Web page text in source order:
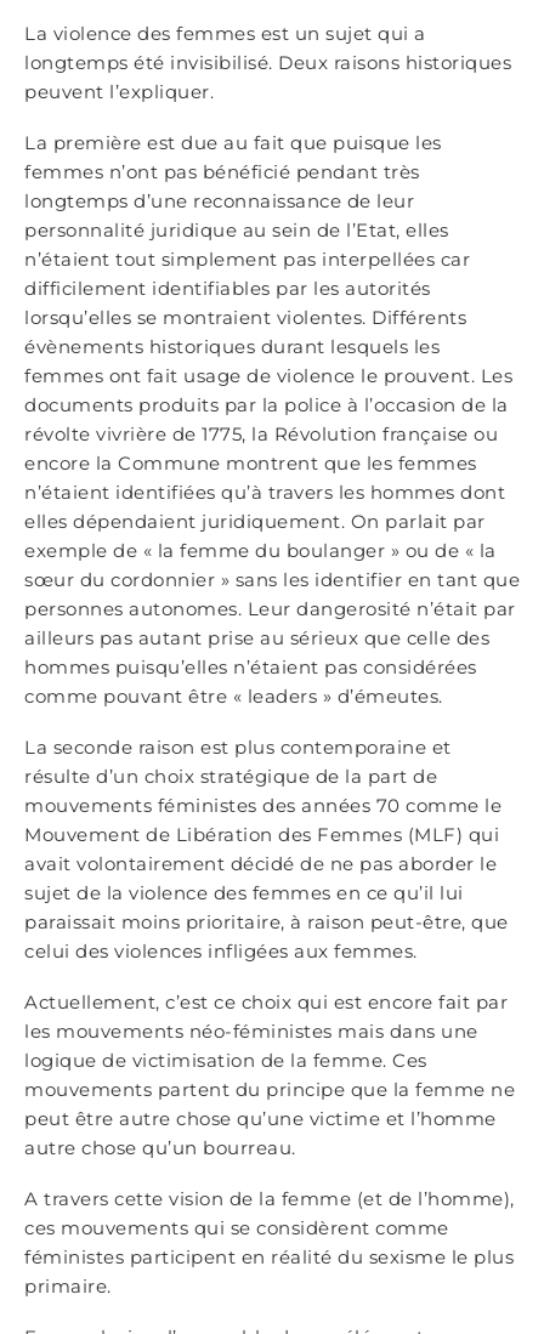
La violence des femmes est un sujet qui a
longtemps été invisibilisé. Deux raisons historiques
peuvent l’expliquer.
La première est due au fait que puisque les
femmes n’ont pas bénéficié pendant très
longtemps d’une reconnaissance de leur
personnalité juridique au sein de l’Etat, elles
n’étaient tout simplement pas interpellées car
difficilement identifiables par les autorités
lorsqu’elles se montraient violentes. Différents
évènements historiques durant lesquels les
femmes ont fait usage de violence le prouvent. Les
documents produits par la police à l’occasion de la
révolte vivrière de 1775, la Révolution française ou
encore la Commune montrent que les femmes
n’étaient identifiées qu’à travers les hommes dont
elles dépendaient juridiquement. On parlait par
exemple de « la femme du boulanger » ou de « la
sœur du cordonnier » sans les identifier en tant que
personnes autonomes. Leur dangerosité n’était par
ailleurs pas autant prise au sérieux que celle des
hommes puisqu’elles n’étaient pas considérées
comme pouvant être « leaders » d’émeutes.
La seconde raison est plus contemporaine et
résulte d’un choix stratégique de la part de
mouvements féministes des années 70 comme le
Mouvement de Libération des Femmes (MLF) qui
avait volontairement décidé de ne pas aborder le
sujet de la violence des femmes en ce qu’il lui
paraissait moins prioritaire, à raison peut-être, que
celui des violences infligées aux femmes.
Actuellement, c’est ce choix qui est encore fait par
les mouvements néo-féministes mais dans une
logique de victimisation de la femme. Ces
mouvements partent du principe que la femme ne
peut être autre chose qu’une victime et l’homme
autre chose qu’un bourreau.
A travers cette vision de la femme (et de l’homme),
ces mouvements qui se considèrent comme
féministes participent en réalité du sexisme le plus
primaire.